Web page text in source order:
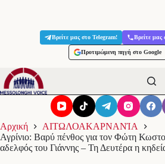
Βρείτε μας στο Telegram! Βρείτε μας
Προτιμώμενη πηγή στο Google
Αρχική
ΑΙΤΩΛΟΑΚΑΡΝΑΝΊΑ
Αγρίνιο: Βαρύ πένθος για τον Φώτη
αδελφός του Γιάννης – Τη Δευτέρα η